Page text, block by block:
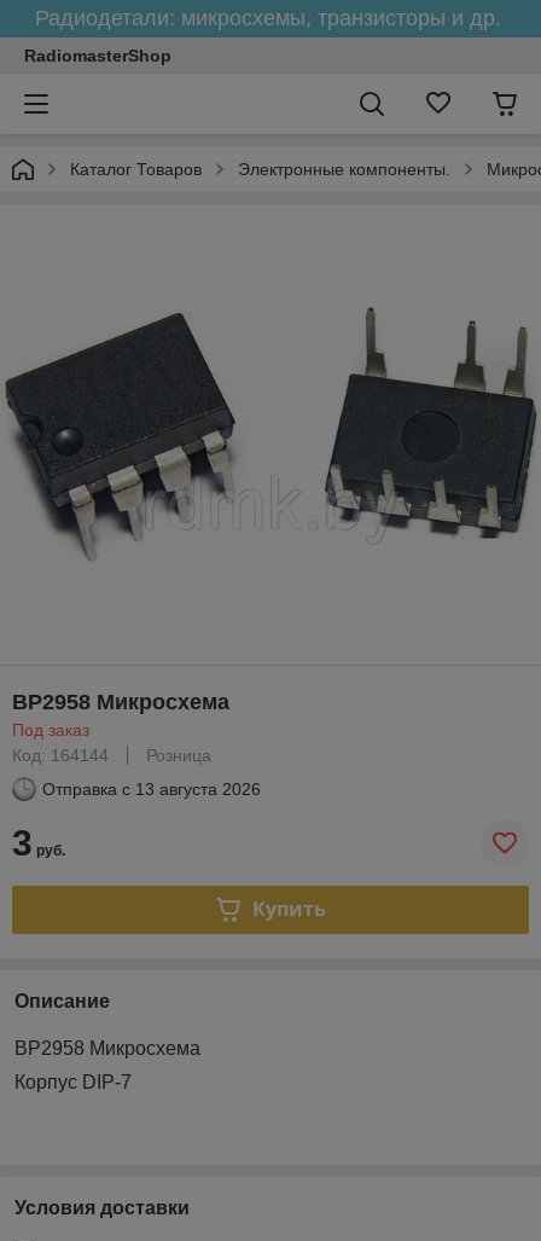
Радиодетали: микросхемы, транзисторы и др.
RadiomasterShop
Каталог Товаров Электронные компоненты.
BP2958 Микросхема
Под заказ
Код: 164144
Розница
Отправка с 13 августа 2026
3 руб.
Купить
Описание
BP2958 Микросхема
Корпус DIP-7
Условия доставки